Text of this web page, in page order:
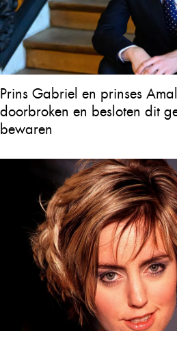
Prins Gabriel en prinses
doorbroken en besloten dit
bewaren